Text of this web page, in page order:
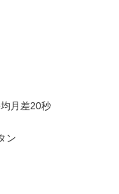
月差20秒
ン